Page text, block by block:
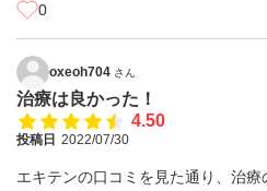
0
oxeoh704 さん
治療は良かった！
4.50
投稿日 2022/07/30
エキテンの口コミを見た通り、治